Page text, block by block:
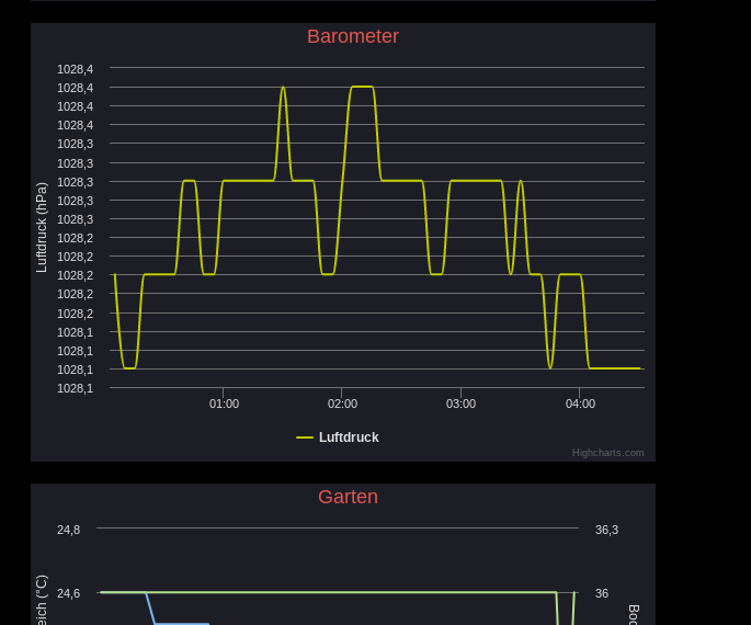
Luftdruck (hPa)
Luftdruck
01:00 02:00 03:00 04:00
1028,1
1028,1
1028,1
1028,1
1028,2
1028,2
1028,2
1028,2
1028,2
1028,3
1028,3
1028,3
1028,3
1028,3
1028,4
1028,4
1028,4
1028,4
Highcharts.com
Barometer
24,6
24,8
36
36,3
Garten